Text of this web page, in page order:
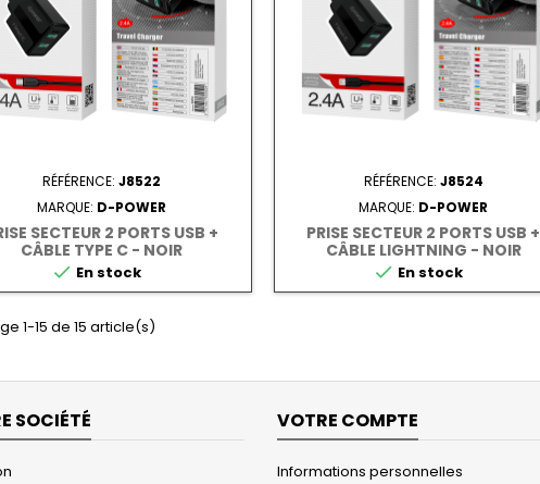
RÉFÉRENCE: J8522
MARQUE: D-POWER
SECTEUR 2 PORTS USB +
CÂBLE TYPE C - NOIR
 En stock
RÉFÉRENCE: J8524
MARQUE: D-POWER
PRISE SECTEUR 2 PORTS USB +
CÂBLE LIGHTNING - NOIR
 En stock
1-15 de 15 article(s)
SOCIÉTÉ VOTRE COMPTE
Informations personnelles